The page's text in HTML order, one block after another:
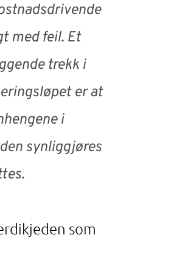
med feil. Et
trekk i
er at
i
synliggjøres
som